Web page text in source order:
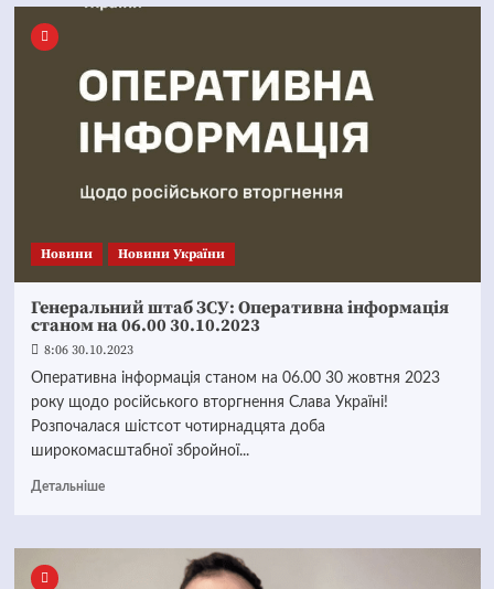
Новини Новини України
Генеральний штаб ЗСУ: Оперативна інформація
станом на 06.00 30.10.2023
8:06 30.10.2023
Оперативна інформація станом на 06.00 30 жовтня 2023
року щодо російського вторгнення Слава Україні!
Розпочалася шістсот чотирнадцята доба
широкомасштабної збройної...
Детальніше